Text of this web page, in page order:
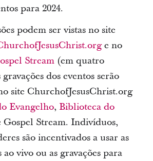
para 2024.
podem ser vistas no site
e no
Stream(em quatro
dos eventos serão
site ChurchofJesusChrist.org
Evangelho, Biblioteca do
Stream. Indivíduos,
são incentivados a usar as
ao vivo ou as gravações para